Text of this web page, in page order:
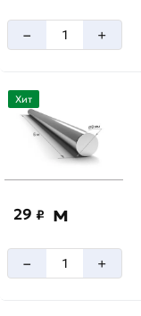
– +
Хит
29 ₽ м
– +